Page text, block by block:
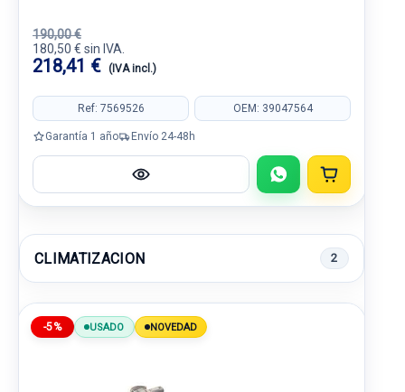
190,00 €
180,50 € sin IVA.
218,41 € (IVA incl.)
Ref: 7569526 OEM: 39047564
Garantía 1 año Envío 24-48h
CLIMATIZACION 2
-5% USADO NOVEDAD